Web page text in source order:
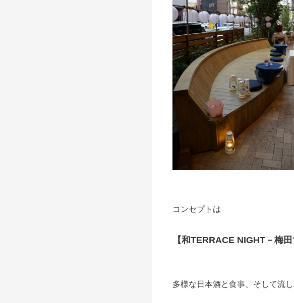
コンセプトは
【和TERRACE NIGHT－梅
多様な日本酒と食事、そして流